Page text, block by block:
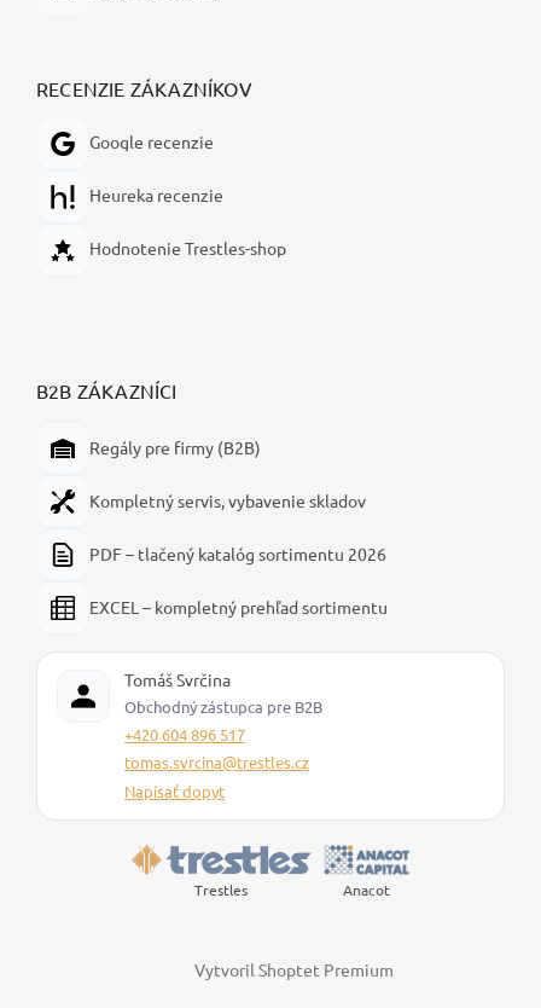
RECENZIE ZÁKAZNÍKOV
Google recenzie
Heureka recenzie
Hodnotenie Trestles-shop
B2B ZÁKAZNÍCI
Regály pre firmy (B2B)
Kompletný servis, vybavenie skladov
PDF – tlačený katalóg sortimentu 2026
EXCEL – kompletný prehľad sortimentu
Tomáš Svrčina
Obchodný zástupca pre B2B
+420 604 896 517
tomas.svrcina@trestles.cz
Napísať dopyt
Trestles Anacot
Vytvoril Shoptet Premium